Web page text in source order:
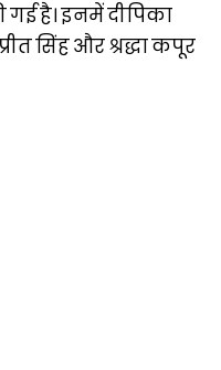
है। इनमें दीपिका
सिंह और श्रद्धा कपूर